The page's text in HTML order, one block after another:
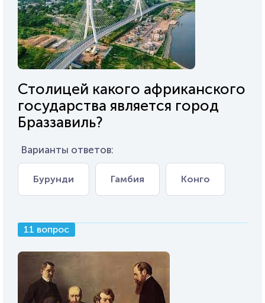
Столицей какого африканского
государства является город
Браззавиль?
Варианты ответов:
Бурунди Гамбия Конго
11 вопрос